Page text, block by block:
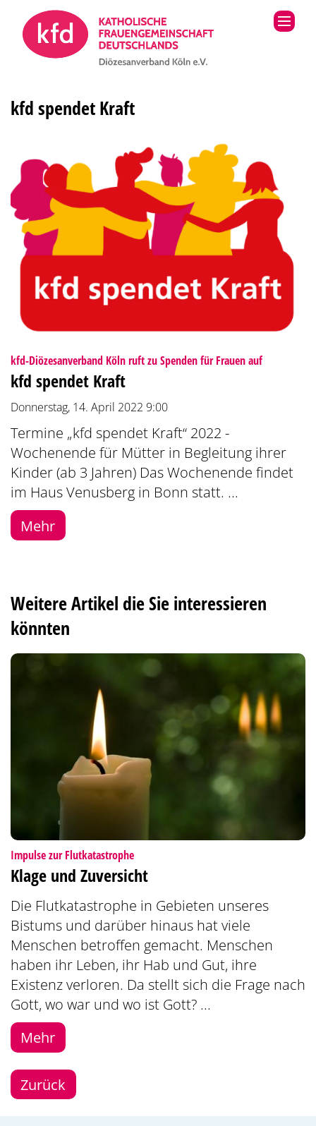
Zum Inhalt springen
kfd spendet Kraft
kfd-Diözesanverband Köln ruft zu Spenden für Frauen auf:
kfd spendet Kraft
Donnerstag, 14. April 2022 9:00
Termine „kfd spendet Kraft“ 2022 -
Wochenende für Mütter in Begleitung ihrer
Kinder (ab 3 Jahren) Das Wochenende findet
im Haus Venusberg in Bonn statt. ...
Mehr
Weitere Artikel die Sie interessieren
könnten
Impulse zur Flutkatastrophe:
Klage und Zuversicht
Die Flutkatastrophe in Gebieten unseres
Bistums und darüber hinaus hat viele
Menschen betroffen gemacht. Menschen
haben ihr Leben, ihr Hab und Gut, ihre
Existenz verloren. Da stellt sich die Frage nach
Gott, wo war und wo ist Gott? ...
Mehr
Zurück